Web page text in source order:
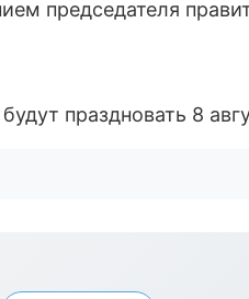
председателя
праздновать 8